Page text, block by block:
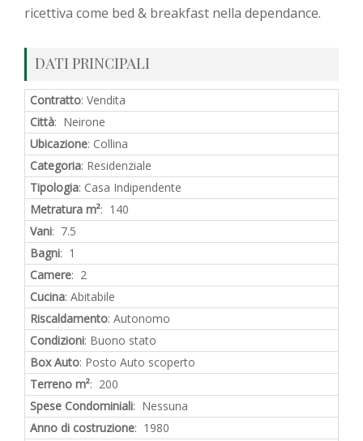
ricettiva come bed & breakfast nella dependance.
DATI PRINCIPALI
Contratto: Vendita
Città: Neirone
Ubicazione: Collina
Categoria: Residenziale
Tipologia: Casa Indipendente
Metratura m²: 140
Vani: 7.5
Bagni: 1
Camere: 2
Cucina: Abitabile
Riscaldamento: Autonomo
Condizioni: Buono stato
Box Auto: Posto Auto scoperto
Terreno m²: 200
Spese Condominiali: Nessuna
Anno di costruzione: 1980